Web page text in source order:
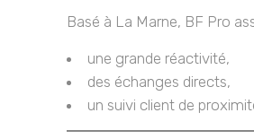
Basé à La Marne, BF Pro
une grande réactivité,
des échanges directs,
un suivi client de